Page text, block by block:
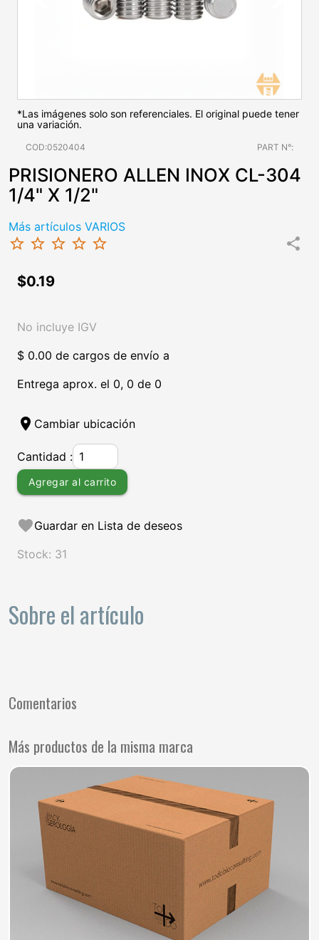
*Las imágenes solo son referenciales. El original puede tener
una variación.
COD:0520404 PART N°:
PRISIONERO ALLEN INOX CL-304
1/4" X 1/2"
Más artículos VARIOS
star_border star_border star_border star_border star_border share
$0.19
No incluye IGV
$ 0.00 de cargos de envío a
Entrega aprox. el 0, 0 de 0
location_on Cambiar ubicación
Cantidad :
Agregar al carrito
favoriteGuardar en Lista de deseos
Stock: 31
Sobre el artículo
Comentarios
Más productos de la misma marca